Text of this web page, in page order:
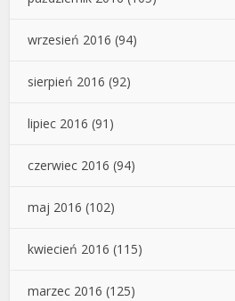
wrzesień 2016 (94)
sierpień 2016 (92)
lipiec 2016 (91)
czerwiec 2016 (94)
maj 2016 (102)
kwiecień 2016 (115)
marzec 2016 (125)